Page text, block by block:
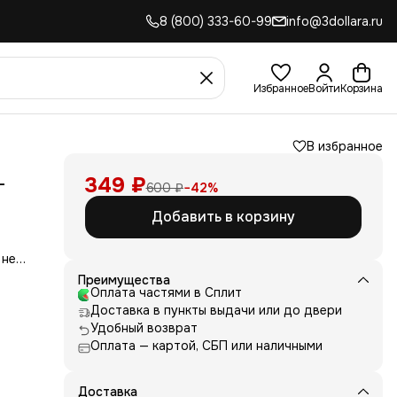
8 (800) 333-60-99 info@3dollara.ru
ИзбранноеВойтиКорзина
В избранное
349 ₽600 ₽−42%
Добавить в корзину
Преимущества
Оплата частями в Сплит
Доставка в пункты выдачи или до двери
Удобный возврат
Оплата — картой, СБП или наличными
Доставка